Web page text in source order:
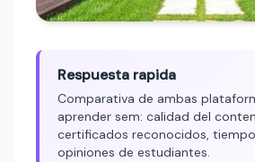
Respuesta rapida
Comparativa de ambas
aprender sem: calidad del
certificados reconocidos,
opiniones de estudiantes.